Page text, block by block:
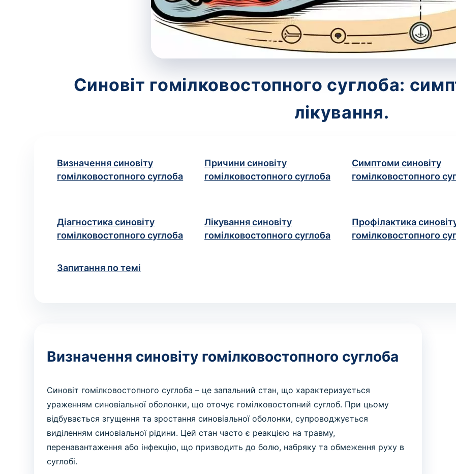
Синовіт гомілковостопного суглоба:
лікування.
Визначення синовіту
гомілковостопного суглоба
Причини синовіту
гомілковостопного суглоба
Симптоми синовіту
гомілковостопного
Діагностика синовіту
гомілковостопного суглоба
Лікування синовіту
гомілковостопного суглоба
Профілактика
гомілковостопного
Запитання по темі
Визначення синовіту гомілковостопного суглоба
Cиновіт гомілковостопного суглоба – це запальний стан, що характеризується
ураженням синовіальної оболонки, що оточує гомілковостопний суглоб. При цьому
відбувається згущення та зростання синовіальної оболонки, супроводжується
виділенням синовіальної рідини. Цей стан часто є реакцією на травму,
перенавантаження або інфекцію, що призводить до болю, набряку та обмеження руху в
суглобі.